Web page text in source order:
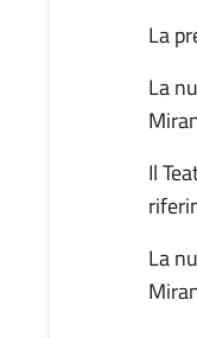
La
La
Il
La